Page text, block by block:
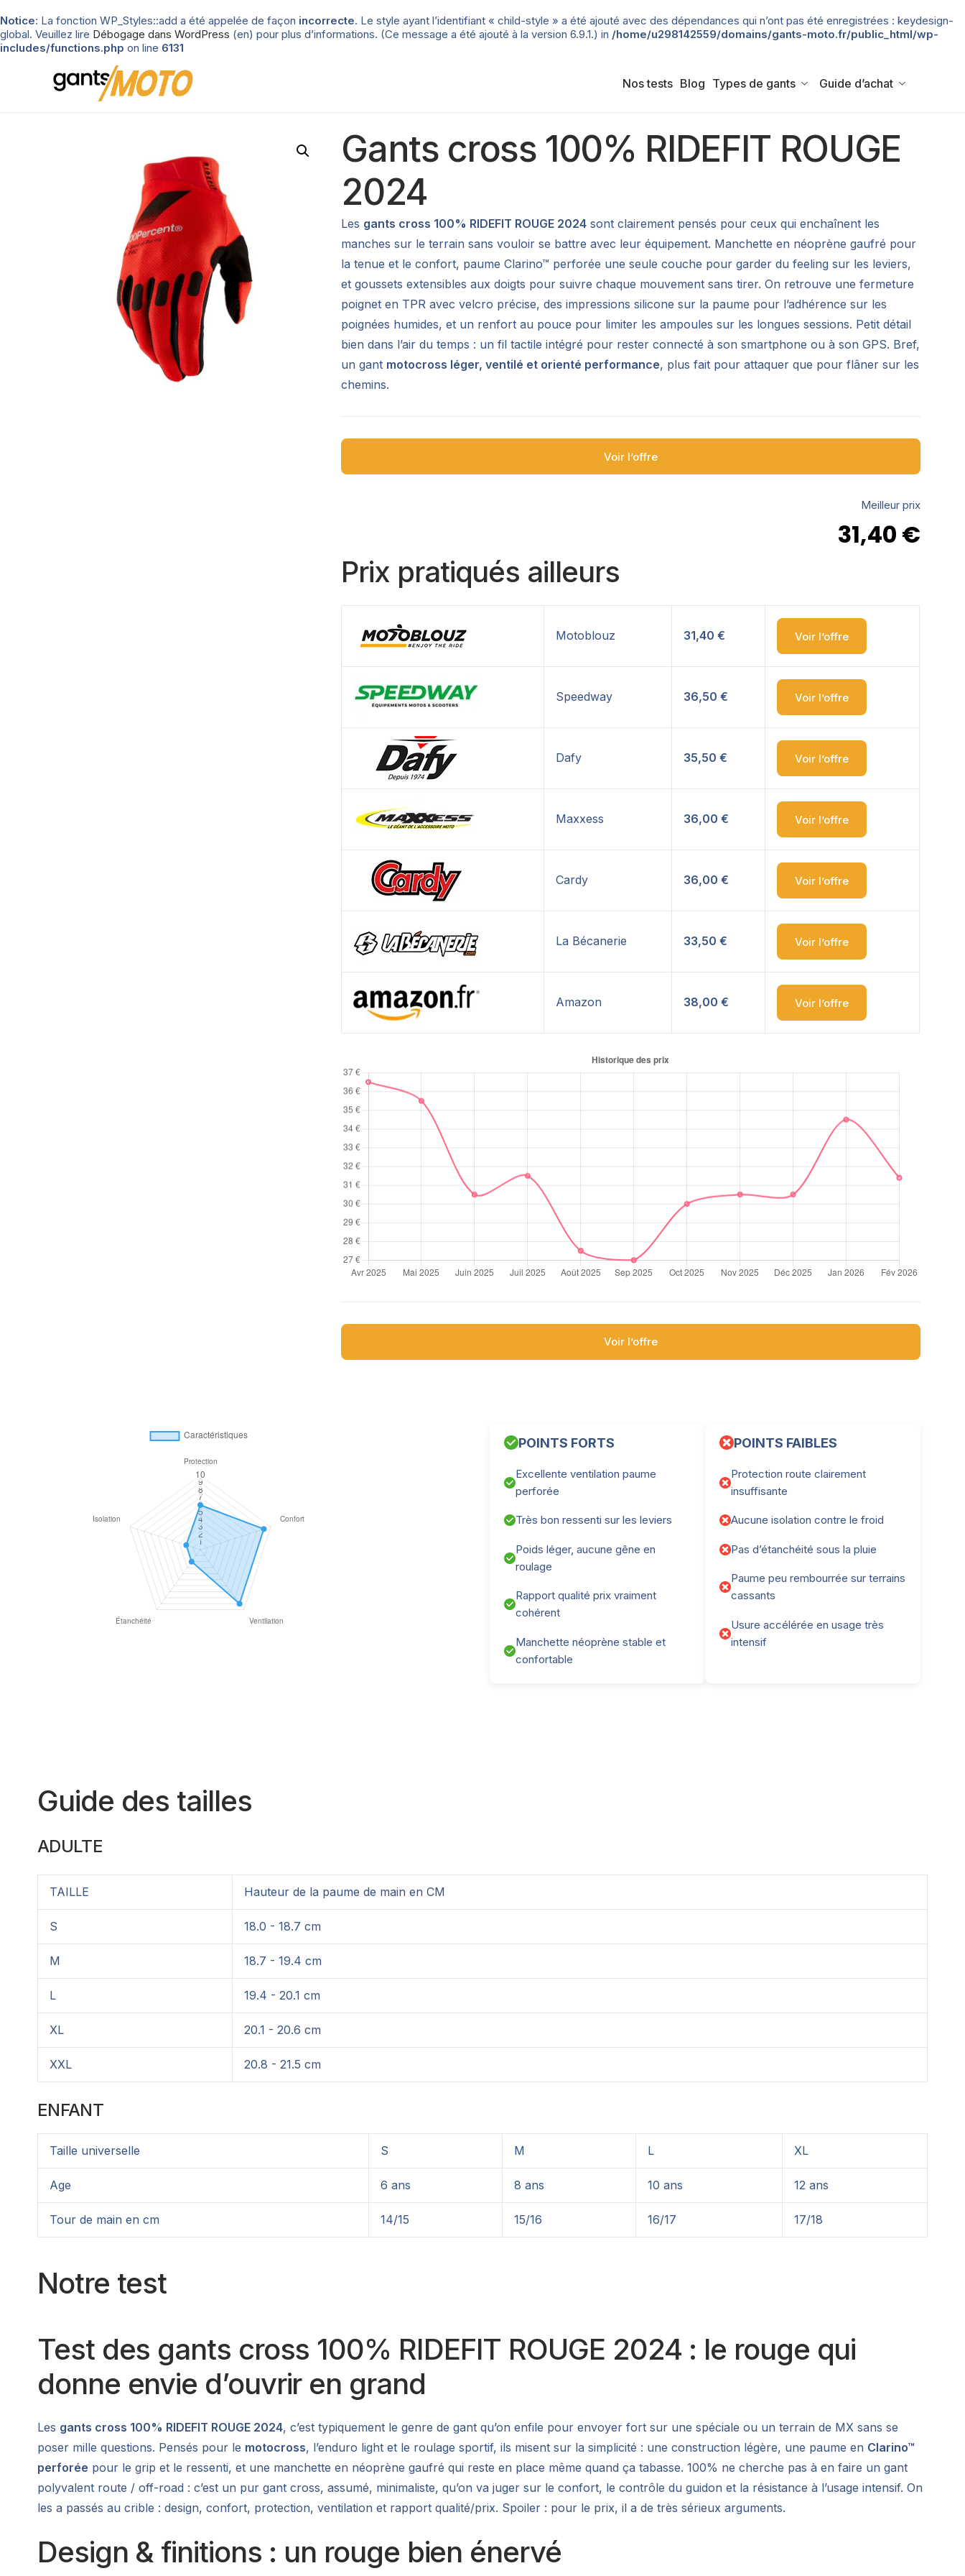
Notice: La fonction WP_Styles::add a été appelée de façon incorrecte. Le style ayant l’identifiant « child-style » a été ajouté avec des dépendances qui n’ont pas été enregistrées : keydesign-
global. Veuillez lire Débogage dans WordPress (en) pour plus d’informations. (Ce message a été ajouté à la version 6.9.1.) in /home/u298142559/domains/gants-moto.fr/public_html/wp-
includes/functions.php on line 6131
Nos tests Blog Types de gants Guide d’achat
Gants cross 100% RIDEFIT ROUGE
2024
Les gants cross 100% RIDEFIT ROUGE 2024 sont clairement pensés pour ceux qui enchaînent les
manches sur le terrain sans vouloir se battre avec leur équipement. Manchette en néoprène gaufré pour
la tenue et le confort, paume Clarino™ perforée une seule couche pour garder du feeling sur les leviers,
et goussets extensibles aux doigts pour suivre chaque mouvement sans tirer. On retrouve une fermeture
poignet en TPR avec velcro précise, des impressions silicone sur la paume pour l’adhérence sur les
poignées humides, et un renfort au pouce pour limiter les ampoules sur les longues sessions. Petit détail
bien dans l’air du temps : un fil tactile intégré pour rester connecté à son smartphone ou à son GPS. Bref,
un gant motocross léger, ventilé et orienté performance, plus fait pour attaquer que pour flâner sur les
chemins.
Voir l’offre
Meilleur prix
31,40 €
Prix pratiqués ailleurs
Motoblouz 31,40 € Voir l’offre
Speedway 36,50 € Voir l’offre
Dafy 35,50 € Voir l’offre
Maxxess 36,00 € Voir l’offre
Cardy 36,00 € Voir l’offre
La Bécanerie 33,50 € Voir l’offre
Amazon 38,00 € Voir l’offre
Voir l’offre
POINTS FORTS
Excellente ventilation paume
perforée
Très bon ressenti sur les leviers
Poids léger, aucune gêne en
roulage
Rapport qualité prix vraiment
cohérent
Manchette néoprène stable et
confortable
POINTS FAIBLES
Protection route clairement
insuffisante
Aucune isolation contre le froid
Pas d’étanchéité sous la pluie
Paume peu rembourrée sur terrains
cassants
Usure accélérée en usage très
intensif
Guide des tailles
ADULTE
TAILLE Hauteur de la paume de main en CM
S 18.0 - 18.7 cm
M 18.7 - 19.4 cm
L 19.4 - 20.1 cm
XL 20.1 - 20.6 cm
XXL 20.8 - 21.5 cm
ENFANT
Taille universelle S M L XL
Age 6 ans 8 ans 10 ans 12 ans
Tour de main en cm 14/15 15/16 16/17 17/18
Notre test
Test des gants cross 100% RIDEFIT ROUGE 2024 : le rouge qui
donne envie d’ouvrir en grand
Les gants cross 100% RIDEFIT ROUGE 2024, c’est typiquement le genre de gant qu’on enfile pour envoyer fort sur une spéciale ou un terrain de MX sans se
poser mille questions. Pensés pour le motocross, l’enduro light et le roulage sportif, ils misent sur la simplicité : une construction légère, une paume en Clarino™
perforée pour le grip et le ressenti, et une manchette en néoprène gaufré qui reste en place même quand ça tabasse. 100% ne cherche pas à en faire un gant
polyvalent route / off-road : c’est un pur gant cross, assumé, minimaliste, qu’on va juger sur le confort, le contrôle du guidon et la résistance à l’usage intensif. On
les a passés au crible : design, confort, protection, ventilation et rapport qualité/prix. Spoiler : pour le prix, il a de très sérieux arguments.
Design & finitions : un rouge bien énervé